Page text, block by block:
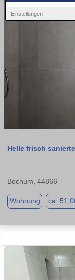
Einstellungen
Helle frisch
Bochum, 44866
Wohnung ca.